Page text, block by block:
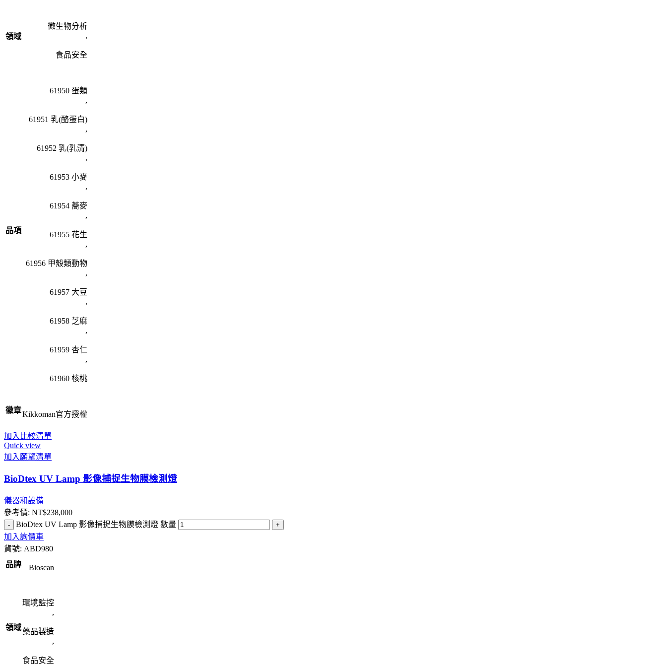
領域
微生物分析
,
食品安全
品項
61950 蛋類
,
61951 乳(酪蛋白)
,
61952 乳(乳清)
,
61953 小麥
,
61954 蕎麥
,
61955 花生
,
61956 甲殼類動物
,
61957 大豆
,
61958 芝麻
,
61959 杏仁
,
61960 核桃
徽章Kikkoman官方授權
加入比較清單
Quick view
加入願望清單
BioDtex UV Lamp 影像捕捉生物膜檢測燈
儀器和設備
參考價: NT$238,000
BioDtex UV Lamp 影像捕捉生物膜檢測燈 數量
加入詢價車
貨號: ABD980
品牌
Bioscan
領域
環境監控
,
藥品製造
,
食品安全